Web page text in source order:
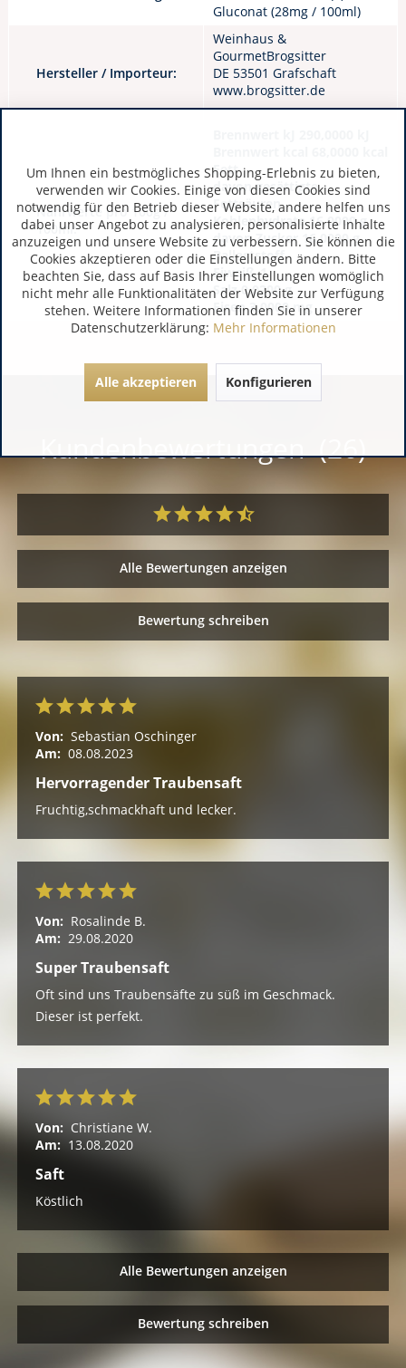
Gluconat (28mg / 100ml)
Hersteller / Importeur:
Weinhaus &
GourmetBrogsitter
DE 53501 Grafschaft
www.brogsitter.de
Nährwerte pro 100g /
100ml:
Fett
davon gesättigte
Fettsäuren
Kohlenhydrate 16,0000 g
davon Zucker 16,0000 g
Ballaststoff
Eiweiß_1
Salz 0,0200 g
Eisen 3,0000 mg
Kundenbewertungen (26)
Alle Bewertungen anzeigen
Bewertung schreiben
Von: Sebastian Oschinger
Am: 08.08.2023
Hervorragender Traubensaft
Fruchtig,schmackhaft und lecker.
Von: Rosalinde B.
Am: 29.08.2020
Super Traubensaft
Oft sind uns Traubensäfte zu süß im Geschmack.
Dieser ist perfekt.
Von: Christiane W.
Am: 13.08.2020
Saft
Köstlich
Alle Bewertungen anzeigen
Bewertung schreiben
Um Ihnen ein bestmögliches Shopping-Erlebnis zu bieten,
verwenden wir Cookies. Einige von diesen Cookies sind
notwendig für den Betrieb dieser Website, andere helfen uns
dabei unser Angebot zu analysieren, personalisierte Inhalte
anzuzeigen und unsere Website zu verbessern. Sie können die
Cookies akzeptieren oder die Einstellungen ändern. Bitte
beachten Sie, dass auf Basis Ihrer Einstellungen womöglich
nicht mehr alle Funktionalitäten der Website zur Verfügung
stehen. Weitere Informationen finden Sie in unserer
Datenschutzerklärung: Mehr Informationen
Alle akzeptieren Konfigurieren